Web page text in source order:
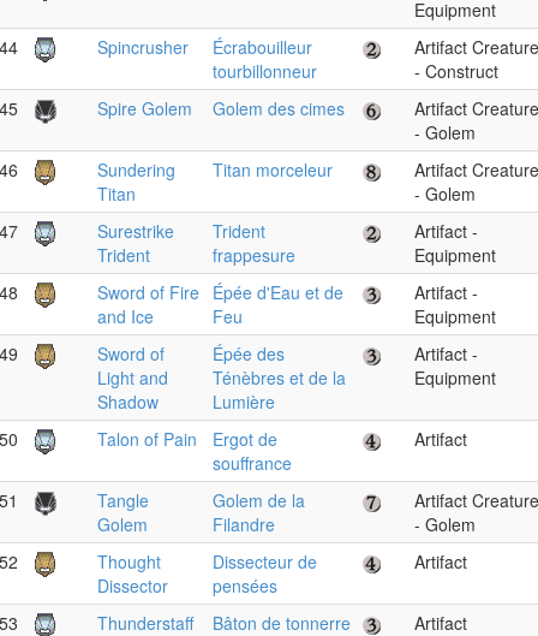
Equipment
Spincrusher
Écrabouilleur
tourbillonneur
Artifact Creature
- Construct
Spire Golem Golem des cimes
Artifact Creature
- Golem
Sundering
Titan
Titan morceleur
Artifact Creature
- Golem
Surestrike
Trident
Trident
frappesure
Artifact -
Equipment
Sword of Fire
and Ice
Épée d'Eau et de
Feu
Artifact -
Equipment
Sword of
Light and
Shadow
Épée des
Ténèbres et de la
Lumière
Artifact -
Equipment
Talon of Pain
Ergot de
souffrance
Artifact
Tangle
Golem
Golem de la
Filandre
Artifact Creature
- Golem
Thought
Dissector
Dissecteur de
pensées
Artifact
Thunderstaff Bâton de tonnerre
Artifact